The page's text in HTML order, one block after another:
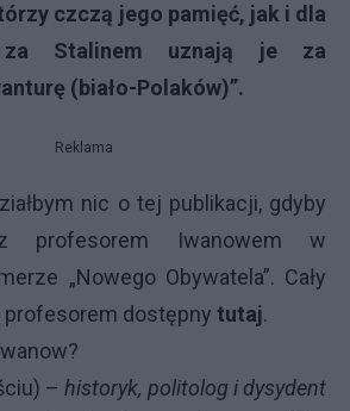
czczą jego pamięć, jak i dla
Stalinem uznają je za
(biało-Polaków)”.
Reklama
nic o tej publikacji, gdyby
profesorem Iwanowem w
„Nowego Obywatela”. Cały
dostępny tutaj.
–historyk, politolog i dysydent